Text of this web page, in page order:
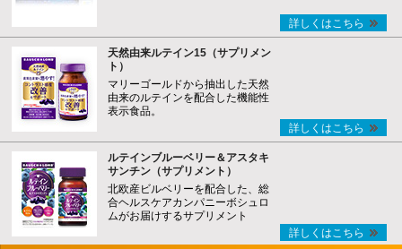
詳しくはこちら
天然由来ルテイン15（サプリメン
ト）
マリーゴールドから抽出した天然
由来のルテインを配合した機能性
表示食品。
詳しくはこちら
ルテインブルーベリー＆アスタキ
サンチン（サプリメント）
北欧産ビルベリーを配合した、総
合ヘルスケアカンパニーボシュロ
ムがお届けするサプリメント
詳しくはこちら